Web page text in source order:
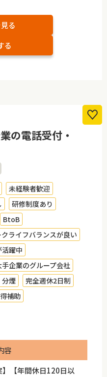
る
る
の電話受付・
未経験者歓迎
研修制度あり
BtoB
クライフバランスが良い
躍中
手企業のグループ会社
分煙
完全週休2日制
補助
容
】【年間休日120日以